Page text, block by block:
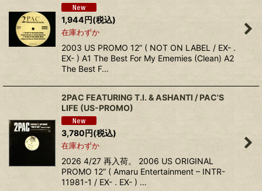
1,944円(税込)
在庫わずか
2003 US PROMO 12” ( NOT ON LABEL / EX- .
EX- ) A1 The Best For My Ememies (Clean) A2
The Best F…
2PAC FEATURING T.I. & ASHANTI ‎/ PAC'S
LIFE (US-PROMO)
3,780 円(税込)
在庫わずか
2026 4/27 再入荷。 2006 US ORIGINAL
PROMO 12” ( Amaru Entertainment – INTR-
11981-1 / EX- . EX- ) …